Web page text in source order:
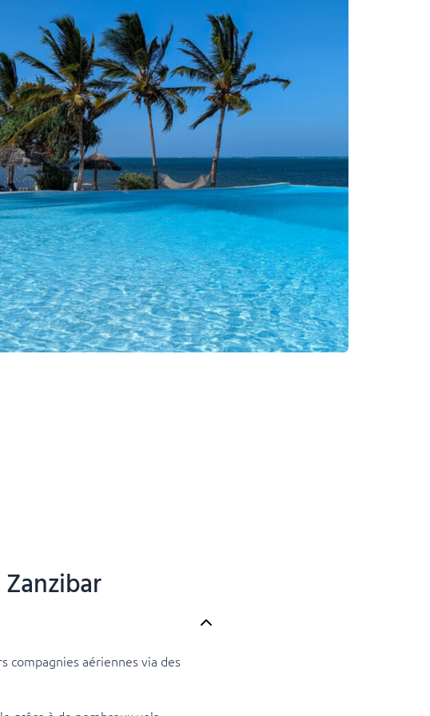
compagnies aériennes via des